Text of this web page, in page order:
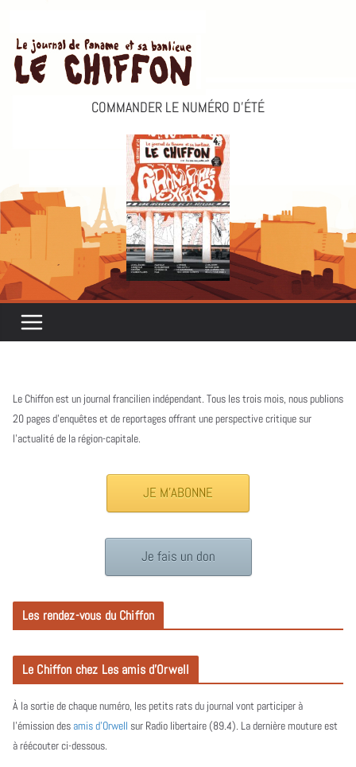
contenu
COMMANDER LE NUMÉRO D’ÉTÉ
Le Chiffon est un journal francilien indépendant. Tous les trois mois, nous publions
20 pages d’enquêtes et de reportages offrant une perspective critique sur
l’actualité de la région-capitale.
JE M'ABONNE
Je fais un don
Les rendez-vous du Chiffon
Le Chiffon chez Les amis d’Orwell
À la sortie de chaque numéro, les petits rats du journal vont participer à
l’émission des amis d’Orwell sur Radio libertaire (89.4). La dernière mouture est
à réécouter ci-dessous.